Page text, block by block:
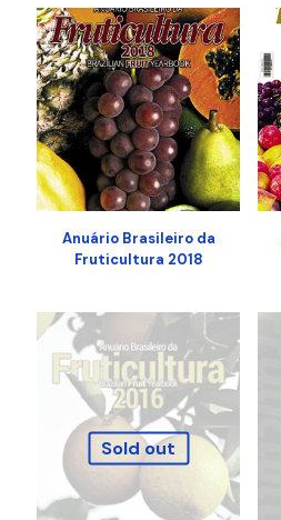
Anuário Brasileiro da
Fruticultura 2018
Sold out